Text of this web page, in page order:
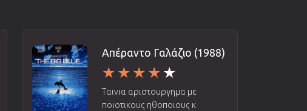
Απέραντο Γαλάζιο (1988)
Ταινια αριστουργημα με
ποιοτικους ηθοποιους κ